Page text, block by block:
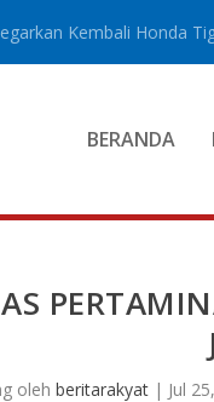
Kembali Honda
BERANDA
oleh beritarakyat| Jul